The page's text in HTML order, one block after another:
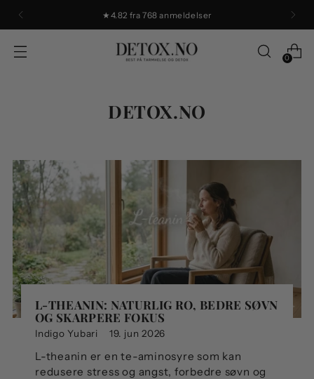
📦 GRATIS FRAKT OVER 1200 KR!
0
DETOX.NO
L-THEANIN: NATURLIG RO, BEDRE SØVN
OG SKARPERE FOKUS
Indigo Yubari 19. jun 2026
L-theanin er en te-aminosyre som kan
redusere stress og angst, forbedre søvn og